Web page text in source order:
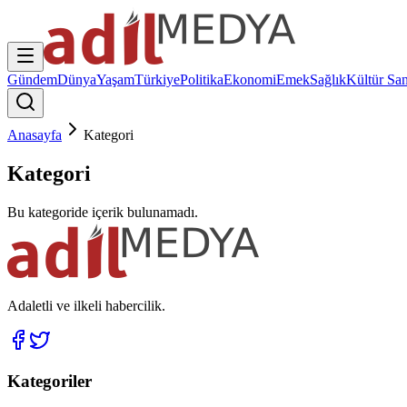
GündemDünyaYaşamTürkiyePolitikaEkonomiEmekSağlıkKültür
Anasayfa Kategori
Kategori
Bu kategoride içerik bulunamadı.
Adaletli ve ilkeli habercilik.
Kategoriler